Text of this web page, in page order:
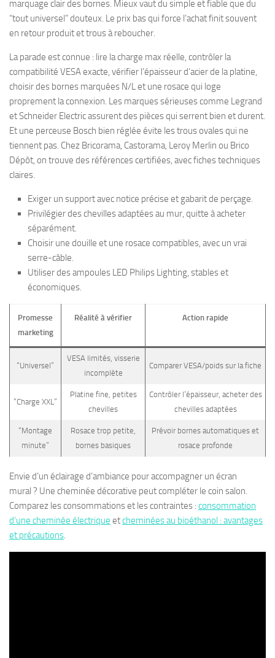
marquage clair des bornes. Mieux vaut du simple et fiable que du
“tout universel” douteux. Le prix bas qui force l’achat finit souvent
en retour produit et trous à reboucher.
La parade est connue : lire la charge max réelle, contrôler la
compatibilité VESA exacte, vérifier l’épaisseur d’acier de la platine,
choisir des bornes marquées N/L et une rosace qui loge
proprement la connexion. Les marques sérieuses comme Legrand
et Schneider Electric assurent des pièces qui serrent bien et durent.
Et une perceuse Bosch bien réglée évite les trous ovales qui ne
tiennent pas. Chez Bricorama, Castorama, Leroy Merlin ou Brico
Dépôt, on trouve des références certifiées, avec fiches techniques
claires.
Exiger un support avec notice précise et gabarit de perçage.
Privilégier des chevilles adaptées au mur, quitte à acheter
séparément.
Choisir une douille et une rosace compatibles, avec un vrai
serre-câble.
Utiliser des ampoules LED Philips Lighting, stables et
économiques.
Promesse
marketing
Réalité à vérifier Action rapide
“Universel”
VESA limités, visserie
incomplète
Comparer VESA/poids sur la fiche
“Charge XXL”
Platine fine, petites
chevilles
Contrôler l’épaisseur, acheter des
chevilles adaptées
“Montage
minute”
Rosace trop petite,
bornes basiques
Prévoir bornes automatiques et
rosace profonde
Envie d’un éclairage d’ambiance pour accompagner un écran
mural ? Une cheminée décorative peut compléter le coin salon.
Comparez les consommations et les contraintes : consommation
d’une cheminée électrique etcheminées au bioéthanol : avantages
et précautions.